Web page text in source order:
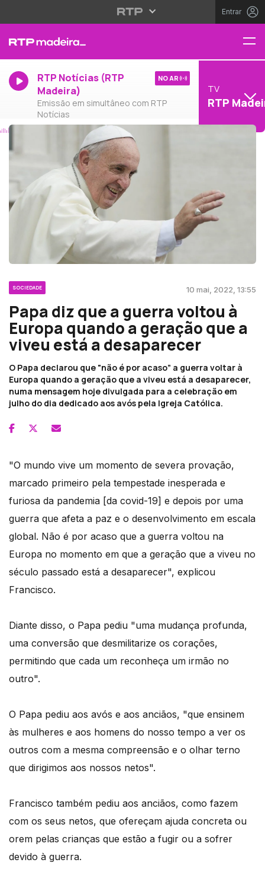
Entrar
RTP Notícias (RTP
Madeira)
Emissão em simultâneo com RTP
Notícias
NO AR
TV
RTP
SOCIEDADE 10 mai, 2022, 13:55
Papa diz que a guerra voltou à
Europa quando a geração que a
viveu está a desaparecer
O Papa declarou que "não é por acaso” a guerra voltar à
Europa quando a geração que a viveu está a desaparecer,
numa mensagem hoje divulgada para a celebração em
julho do dia dedicado aos avós pela Igreja Católica.
"O mundo vive um momento de severa provação,
marcado primeiro pela tempestade inesperada e
furiosa da pandemia [da covid-19] e depois por uma
guerra que afeta a paz e o desenvolvimento em escala
global. Não é por acaso que a guerra voltou na
Europa no momento em que a geração que a viveu no
século passado está a desaparecer", explicou
Francisco.
Diante disso, o Papa pediu "uma mudança profunda,
uma conversão que desmilitarize os corações,
permitindo que cada um reconheça um irmão no
outro".
O Papa pediu aos avós e aos anciãos, "que ensinem
às mulheres e aos homens do nosso tempo a ver os
outros com a mesma compreensão e o olhar terno
que dirigimos aos nossos netos".
Francisco também pediu aos anciãos, como fazem
com os seus netos, que ofereçam ajuda concreta ou
orem pelas crianças que estão a fugir ou a sofrer
devido à guerra.